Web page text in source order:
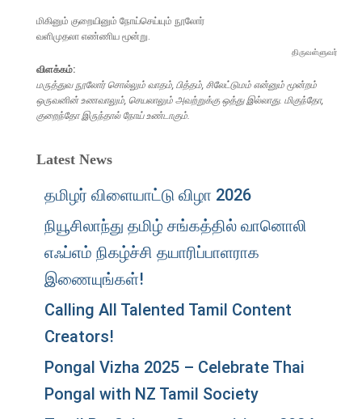
மிகினும் குறையினும் நோய்செய்யும் நூலோர்
வளிமுதலா எண்ணிய மூன்று.
திருவள்ளுவர்
விளக்கம்:
மருத்துவ நூலோர் சொல்லும் வாதம், பித்தம், சிலேட்டுமம் என்னும் மூன்றம்
ஒருவனின் உணவாலும், செயலாலும் அவற்றுக்கு ஒத்து இல்லாது. மிகுந்தோ,
குறைந்தோ இருந்தால் நோய் உண்டாகும்.
Latest News
தமிழர் விளையாட்டு விழா 2026
நியூசிலாந்து தமிழ் சங்கத்தில் வானொலி
எஃப்எம் நிகழ்ச்சி தயாரிப்பாளராக
இணையுங்கள்!
Calling All Talented Tamil Content
Creators!
Pongal Vizha 2025 – Celebrate Thai
Pongal with NZ Tamil Society